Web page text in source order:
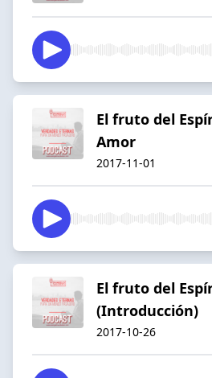
El fruto del
Amor
2017-11-01
El fruto del
(Introducción)
2017-10-26